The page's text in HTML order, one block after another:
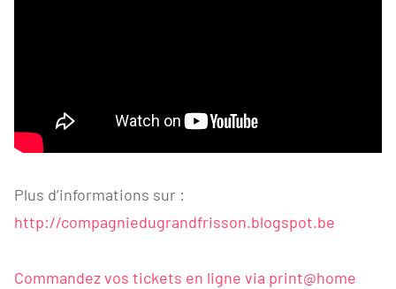
Plus d’informations sur :
http://compagniedugrandfrisson.blogspot.be
Commandez vos tickets en ligne via print@home